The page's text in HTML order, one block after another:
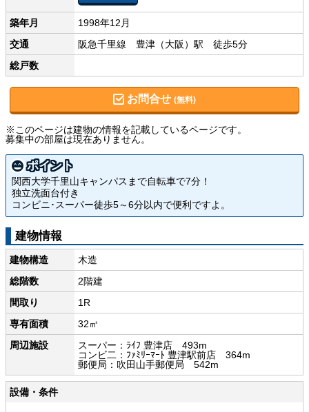
築年月
1998年12月
交通
阪急千里線 豊津（大阪）駅 徒歩5分
総戸数
お問合せ (無料)
※このページは建物の情報を記載しているページです。
募集中の部屋は現在ありません。
ポイント
関西大学千里山キャンパスまで自転車で7分！
独立洗面台付き
コンビニ･スーパー徒歩5～6分以内で便利ですよ。
建物情報
建物構造
木造
総階数
2階建
間取り
1R
専有面積
32㎡
周辺施設
スーパー：ﾗｲﾌ 豊津店 493m
コンビ二：ﾌｧﾐﾘｰﾏｰﾄ 豊津駅前店 364m
郵便局：吹田山手郵便局 542m
設備・条件